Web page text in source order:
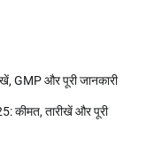
GMP और पूरी जानकारी
कीमत, तारीखें और पूरी